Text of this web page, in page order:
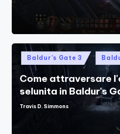
Posted
in
Baldur's Gate 3
Come attraversare
selunita in Baldur's
Posted
Travis D. Simmons